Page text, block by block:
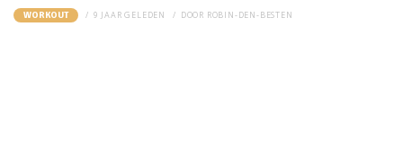
WORKOUT 9 JAAR GELEDEN DOOR ROBIN-DEN-BESTEN